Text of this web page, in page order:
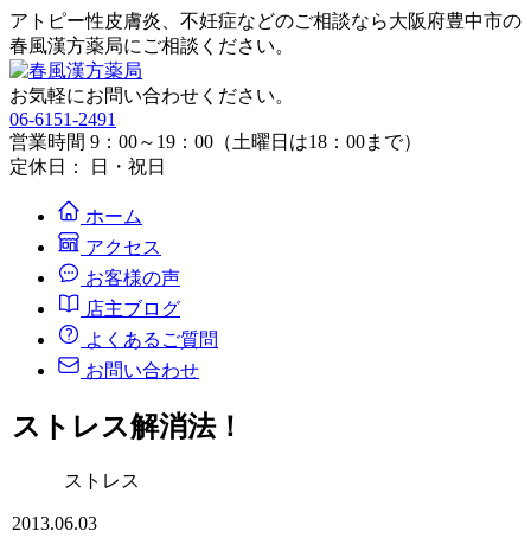
アトピー性皮膚炎、不妊症などのご相談なら大阪府豊中市の
春風漢方薬局にご相談ください。
お気軽にお問い合わせください。
06-6151-2491
営業時間 9：00～19：00（土曜日は18：00まで）
定休日： 日・祝日
ホーム
アクセス
お客様の声
店主ブログ
よくあるご質問
お問い合わせ
ストレス解消法！
ストレス
2013.06.03